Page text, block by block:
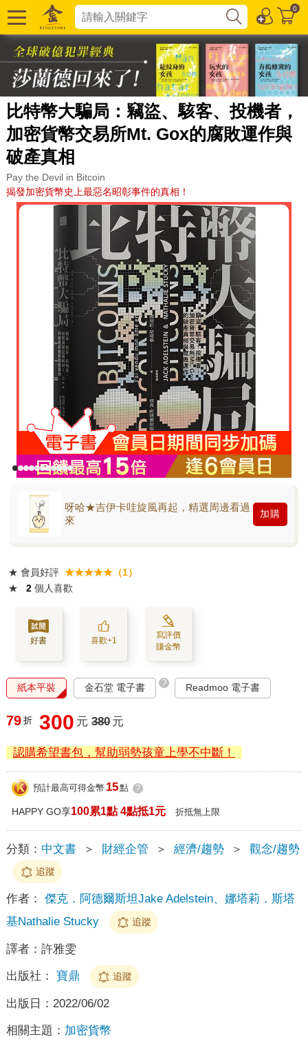
0
比特幣大騙局：竊盜、駭客、投機者，
加密貨幣交易所Mt. Gox的腐敗運作與
破產真相
Pay the Devil in Bitcoin
揭發加密貨幣史上最惡名昭彰事件的真相！
呀哈★吉伊卡哇旋風再起，精選周邊看過
來
加購
★ 會員好評 ★★★★★（1）
★
2 個人喜歡
好書 喜歡+1
寫評價
賺金幣
紙本平裝 金石堂 電子書 ? Readmoo 電子書
79 折 300 元 380 元
認購希望書包，幫助弱勢孩童上學不中斷！
預計最高可得金幣 15點 ?
HAPPY GO享100累1點 4點抵1元 折抵無上限
分類： 中文書 ＞ 財經企管 ＞ 經濟/趨勢 ＞ 觀念/趨勢
追蹤
作者：
傑克．阿德爾斯坦Jake Adelstein、娜塔莉．斯塔
基Nathalie Stucky
追蹤
譯者： 許雅雯
出版社： 寶鼎 追蹤
出版日： 2022/06/02
相關主題： 加密貨幣